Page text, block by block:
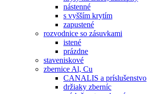
nástenné
s vyšším krytím
zapustené
rozvodnice so zásuvkami
istené
prázdne
staveniskové
zbernice Al, Cu
CANALIS a príslušenstvo
držiaky zberníc